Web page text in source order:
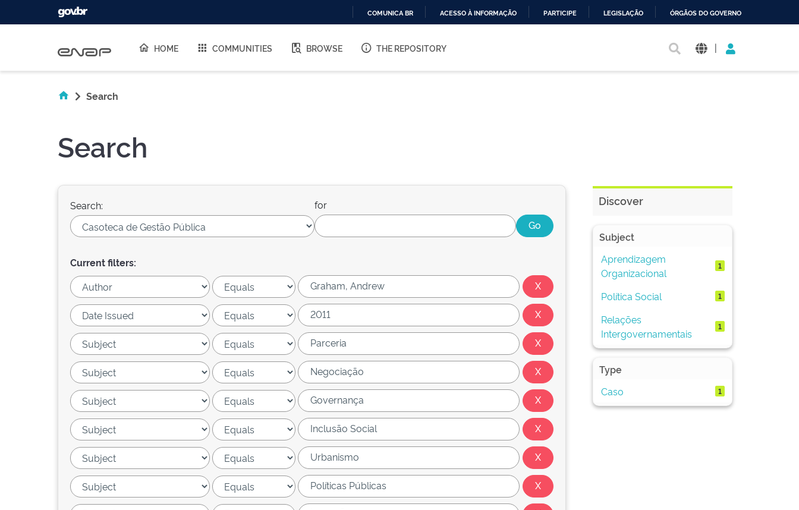
O
COMUNICA BR ACESSO À INFORMAÇÃO PARTICIPE LEGISLAÇÃO ÓRGÃOS DO GOVERNO
HOME COMMUNITIES BROWSE THE REPOSITORY |
Search
Search
Search: for
Current filters:
Discover
Subject
Aprendizagem
Organizacional
1
Política Social 1
Relações
Intergovernamentais
1
Type
Caso
1